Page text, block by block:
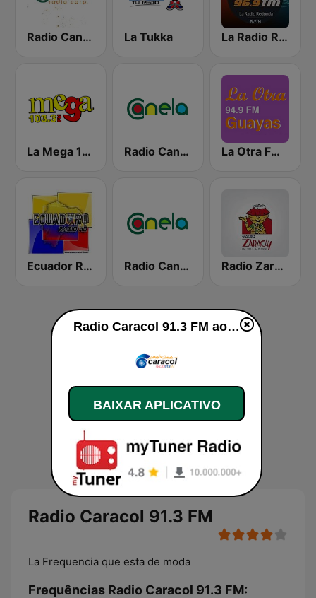
Radio Canela Quito La Tukka La Radio Redonda 96.9 FM
La Mega 103.3 FM Radio Canela Guayas La Otra FM - Guayaquil
Ecuador Radio HD Radio Canela Azuay Radio Zaracay
Radio Caracol 91.3 FM
La Frequencia que esta de moda
Frequências Radio Caracol 91.3 FM:
Radio Caracol 91.3 FM ao vivo
BAIXAR APLICATIVO